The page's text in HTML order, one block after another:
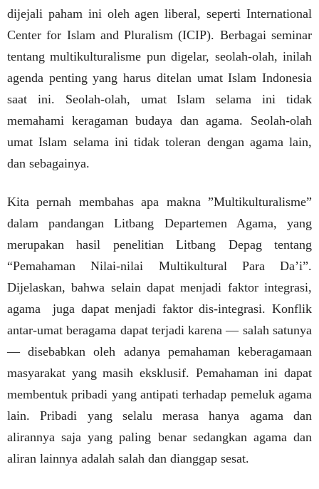
dijejali paham ini oleh agen liberal, seperti International
Center for Islam and Pluralism (ICIP). Berbagai seminar
tentang multikulturalisme pun digelar, seolah-olah, inilah
agenda penting yang harus ditelan umat Islam Indonesia
saat ini. Seolah-olah, umat Islam selama ini tidak
memahami keragaman budaya dan agama. Seolah-olah
umat Islam selama ini tidak toleran dengan agama lain,
dan sebagainya.
Kita pernah membahas apa makna ”Multikulturalisme”
dalam pandangan Litbang Departemen Agama, yang
merupakan hasil penelitian Litbang Depag tentang
“Pemahaman Nilai-nilai Multikultural Para Da’i”.
Dijelaskan, bahwa selain dapat menjadi faktor integrasi,
agama
juga dapat menjadi faktor dis-integrasi. Konflik
antar-umat beragama dapat terjadi karena — salah satunya
— disebabkan oleh adanya pemahaman keberagamaan
masyarakat yang masih eksklusif. Pemahaman ini dapat
membentuk pribadi yang antipati terhadap pemeluk agama
lain. Pribadi yang selalu merasa hanya agama dan
alirannya saja yang paling benar sedangkan agama dan
aliran lainnya adalah salah dan dianggap sesat.